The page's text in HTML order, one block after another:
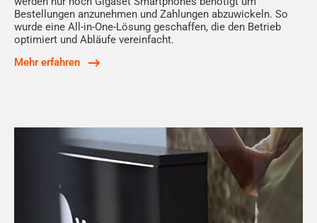
Bestellungen anzunehmen und Zahlungen abzuwickeln. So
wurde eine All-in-One-Lösung geschaffen, die den Betrieb
optimiert und Abläufe vereinfacht.
Mehr erfahren